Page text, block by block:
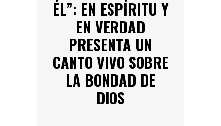
ÉL”: EN ESPÍRITU Y
EN VERDAD
PRESENTA UN
CANTO VIVO SOBRE
LA BONDAD DE
DIOS